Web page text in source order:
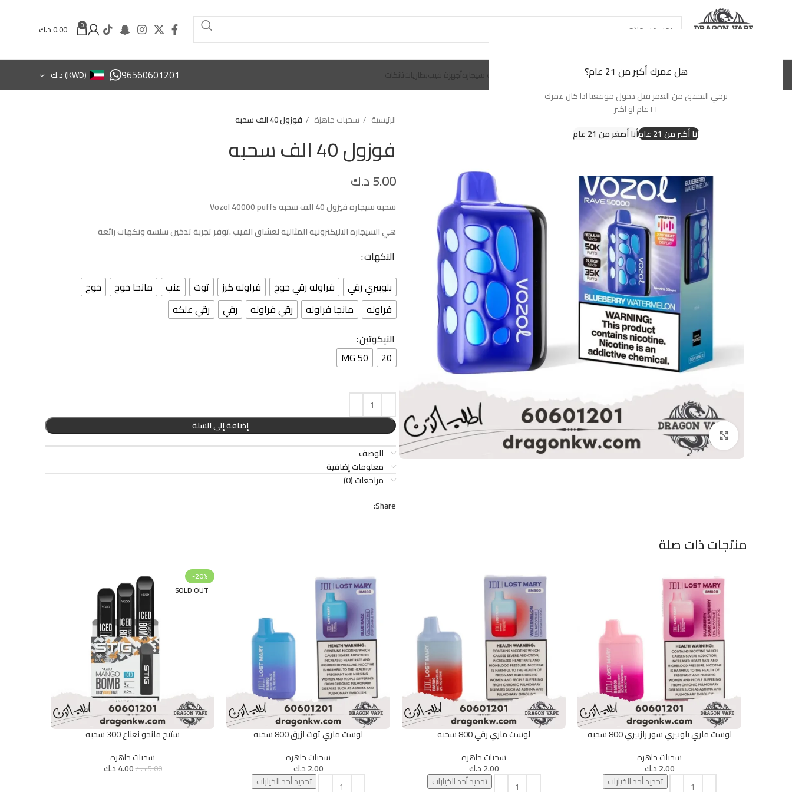
هل عمرك أكبر من 21 عام؟
يرجي التحقق من العمر قبل دخول موقعنا اذا كان عمرك
٢١ عام او اكثر
أنا أكبر من 21 عام
أنا أصغر من 21 عام
0
0.00د.ك
سحبات جاهزةنكهات شيشةبودات جاهزةنكهات سولت سحبات سيجاره أجهزة فيب بطاريات تانكات 96560601201
(KWD) د.ك
Click to enlarge
الرئيسية سحبات جاهزة فوزول 40 الف سحبه
فوزول 40 الف سحبه
5.00د.ك
سحبه سيجاره فيزول 40 الف سحبه
Vozol 40000 puffs
هي السيجاره الاليكترونيه المثاليهلعشاق الفيب .توفر تجربة تدخين سلسه ونكهات رائعة
النكهات
بلوبيري رقي فراوله رقي خوخ فراوله كرز توت عنب مانجا خوخ
خوخ
فراوله
مانجا فراوله رقي فراوله رقي رقي علكه
النيكوتين
20
50 MG
إضافة إلى السلة
الوصف
معلومات إضافية
مراجعات (0)
Share:
منتجات ذات صلة
تحديد أحد الخيارات
لوست ماري بلوبيري سور رازبيري 800 سحبه
سحبات جاهزة
2.00د.ك
تحديد أحد الخيارات
تحديد أحد الخياراتلوست ماري رقي 800 سحبه
سحبات جاهزة
2.00د.ك
تحديد أحد الخيارات
تحديد أحد الخيارات
لوست ماري توت ازرق 800 سحبه
سحبات جاهزة
2.00د.ك
تحديد أحد الخيارات
-20%
SOLD OUT
قراءة المزيدستيج مانجو نعناع 300 سحبه
سحبات جاهزة
5.00د.ك4.00د.ك